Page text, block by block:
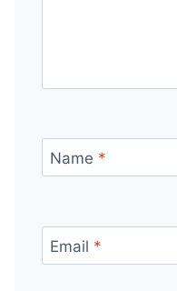
Name *
Email *